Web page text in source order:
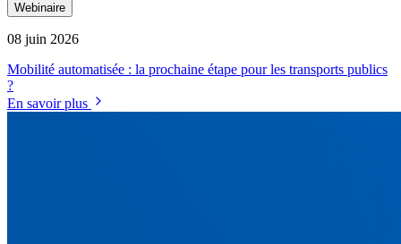
Webinaire
08 juin 2026
Mobilité automatisée : la prochaine étape pour les transports publics
?
En savoir plus